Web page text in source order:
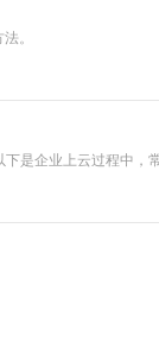
。
是企业上云过程中，